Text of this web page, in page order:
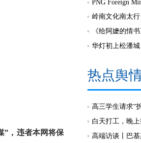
，违者本网将保
岭南文化南太
《给阿嬷的情
华灯初上松潘
热点舆
高三学生请求“
白天打工，晚
高端访谈丨巴